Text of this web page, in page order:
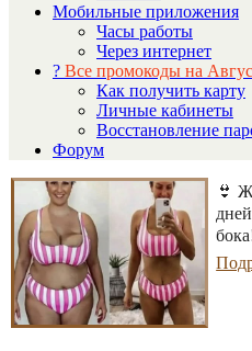
Мобильные приложения
Часы работы
Через интернет
? Все промокоды на
Как получить карту
Личные кабинеты
Восстановление
Форум
👙